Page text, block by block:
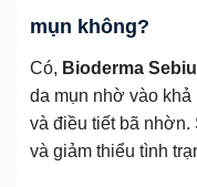
mụn không?
Có, Bioderma
da mụn nhờ vào khả
và điều tiết bã nhờn.
và giảm thiểu tình